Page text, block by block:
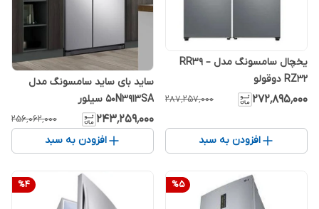
یخچال سامسونگ مدل RR39 –
RZ32 دوقولو
۲۷۲٬۸۹۵٬۰۰۰ ۲۸۷٬۲۵۷٬۰۰۰
افزودن به سبد
ساید بای ساید سامسونگ مدل
50N3913SA سیلور
۲۴۳٬۲۵۹٬۰۰۰ ۲۵۶٬۰۶۲٬۰۰۰
افزودن به سبد
%5
%4